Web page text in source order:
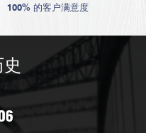
100% 的客户满意度